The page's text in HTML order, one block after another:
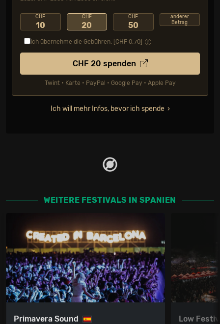
CHF
10
CHF
20
CHF
50
anderer
Betrag
Ich übernehme die Gebühren. [CHF 0.70
CHF 20 spenden
Twint • Karte • PayPal • Google Pay • Apple Pay
Ich will mehr Infos, bevor ich spende
WEITERE FESTIVALS IN SPANIEN
Primavera Sound Low